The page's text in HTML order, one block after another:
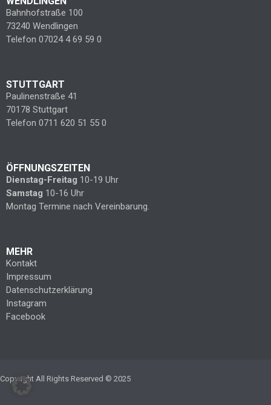
Bahnhofstraße 100
73240 Wendlingen
Telefon 07024 4 69 59 0
STUTTGART
Paulinenstraße 41
70178 Stuttgart
Telefon 0711 620 51 55 0
ÖFFNUNGSZEITEN
Dienstag-Freitag 10-19 Uhr
Samstag 10-16 Uhr
Montag Termine nach Vereinbarung.
MEHR
Kontakt
Impressum
Datenschutzerklärung
Instagram
Facebook
Copyright All Rights Reserved © 2025